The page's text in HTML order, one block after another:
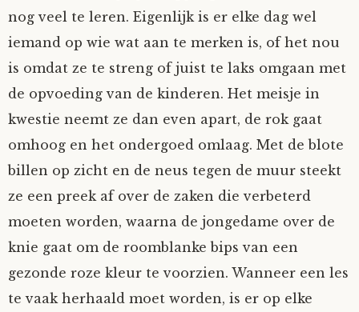
nog veel te leren. Eigenlijk is er elke dag wel
iemand op wie wat aan te merken is, of het nou
is omdat ze te streng of juist te laks omgaan met
de opvoeding van de kinderen. Het meisje in
kwestie neemt ze dan even apart, de rok gaat
omhoog en het ondergoed omlaag. Met de blote
billen op zicht en de neus tegen de muur steekt
ze een preek af over de zaken die verbeterd
moeten worden, waarna de jongedame over de
knie gaat om de roomblanke bips van een
gezonde roze kleur te voorzien. Wanneer een les
te vaak herhaald moet worden, is er op elke